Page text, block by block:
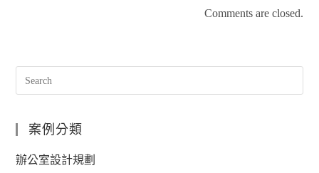
Comments are closed.
案例分類
辦公室設計規劃